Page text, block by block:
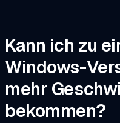
Kann ich zu
Windows-
mehr
bekommen?